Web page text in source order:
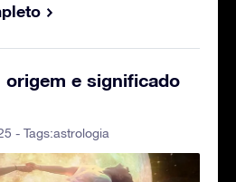
origem e significado
- Tags:astrologia